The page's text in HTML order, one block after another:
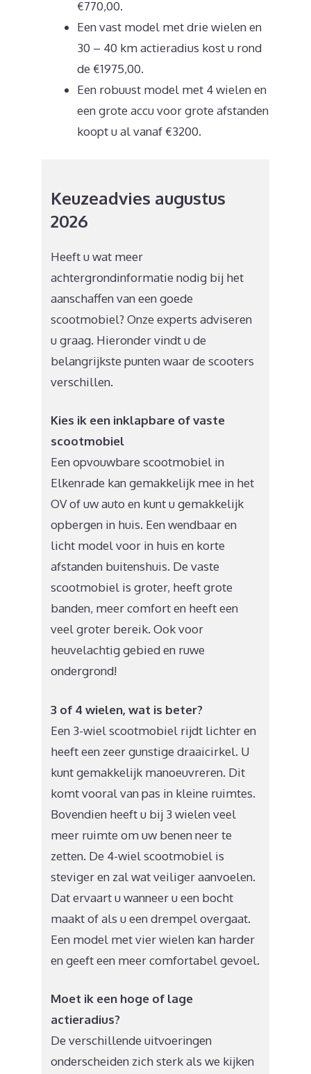
€770,00.
Een vast model met drie wielen en
30 – 40 km actieradius kost u rond
de €1975,00.
Een robuust model met 4 wielen en
een grote accu voor grote afstanden
koopt u al vanaf €3200.
Keuzeadvies augustus
2026
Heeft u wat meer
achtergrondinformatie nodig bij het
aanschaffen van een goede
scootmobiel? Onze experts adviseren
u graag. Hieronder vindt u de
belangrijkste punten waar de scooters
verschillen.
Kies ik een inklapbare of vaste
scootmobiel
Een opvouwbare scootmobiel in
Elkenrade kan gemakkelijk mee in het
OV of uw auto en kunt u gemakkelijk
opbergen in huis. Een wendbaar en
licht model voor in huis en korte
afstanden buitenshuis. De vaste
scootmobiel is groter, heeft grote
banden, meer comfort en heeft een
veel groter bereik. Ook voor
heuvelachtig gebied en ruwe
ondergrond!
3 of 4 wielen, wat is beter?
Een 3-wiel scootmobiel rijdt lichter en
heeft een zeer gunstige draaicirkel. U
kunt gemakkelijk manoeuvreren. Dit
komt vooral van pas in kleine ruimtes.
Bovendien heeft u bij 3 wielen veel
meer ruimte om uw benen neer te
zetten. De 4-wiel scootmobiel is
steviger en zal wat veiliger aanvoelen.
Dat ervaart u wanneer u een bocht
maakt of als u een drempel overgaat.
Een model met vier wielen kan harder
en geeft een meer comfortabel gevoel.
Moet ik een hoge of lage
actieradius?
De verschillende uitvoeringen
onderscheiden zich sterk als we kijken